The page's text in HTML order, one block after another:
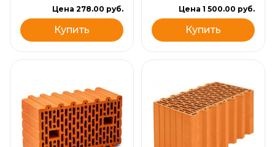
Цена 278.00 руб.
Купить
Цена 1 500.00 руб.
Купить